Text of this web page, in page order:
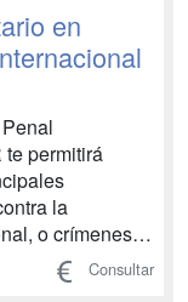
en
permitirá
la
o crímenes
se articula su
conocerás otras
Consultar